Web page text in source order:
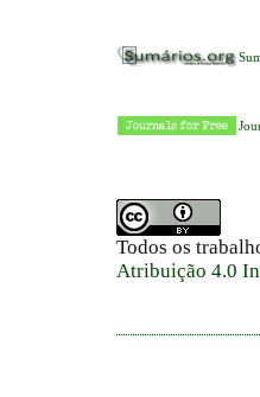
Todos os
Atribuição 4.0